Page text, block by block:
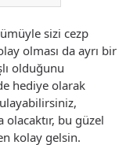
sizi cezp
olması da ayrı bir
olduğunu
hediye olarak
olacaktır, bu güzel
kolay gelsin.